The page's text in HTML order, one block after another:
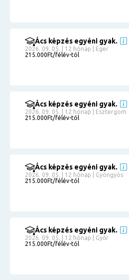
Ács képzés egyéni gyak.
2026. 09. 05. | 12 hónap | Eger
215.000Ft/félév-tól
Ács képzés egyéni gyak.
2026. 09. 05. | 12 hónap | Esztergom
215.000Ft/félév-tól
Ács képzés egyéni gyak.
2026. 09. 05. | 12 hónap | Gyöngyös
215.000Ft/félév-tól
Ács képzés egyéni gyak.
2026. 09. 05. | 12 hónap | Győr
215.000Ft/félév-tól